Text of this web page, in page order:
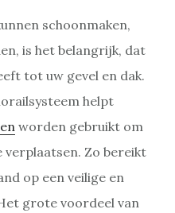
schoonmaken,
is het belangrijk, dat
tot uw gevel en dak.
helpt
worden gebruikt om
verplaatsen. Zo bereikt
op een veilige en
grote voordeel van